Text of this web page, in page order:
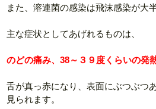
また、溶連菌の感染は飛沫感染が大
主な症状としてあげれるものは、
のどの痛み、38～３９度くらいの発
舌が真っ赤になり、表面にぶつぶつ
見られます。